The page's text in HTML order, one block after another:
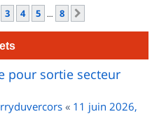
3 4 5 … 8
pour sortie secteur
« 11 juin 2026,